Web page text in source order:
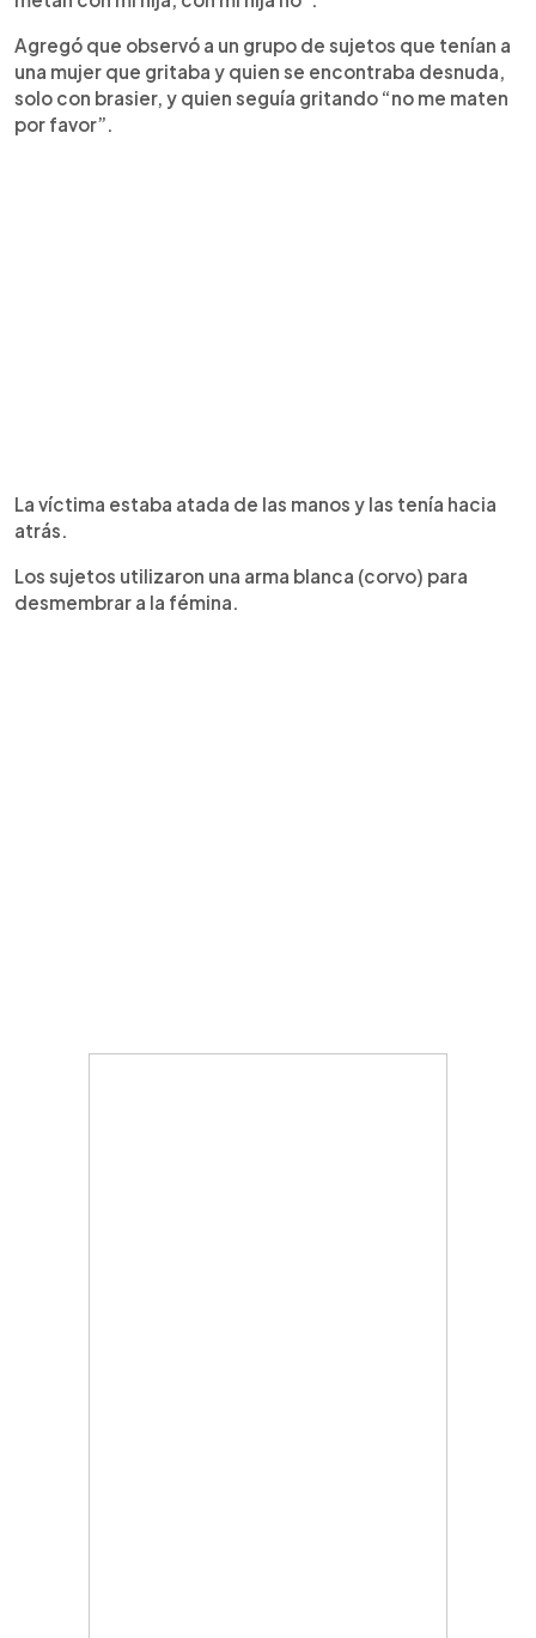
Agregó que observó a un grupo de sujetos que tenían a
una mujer que gritaba y quien se encontraba desnuda,
solo con brasier, y quien seguía gritando “no me maten
por favor”.
La víctima estaba atada de las manos y las tenía hacia
atrás.
Los sujetos utilizaron una arma blanca (corvo) para
desmembrar a la fémina.